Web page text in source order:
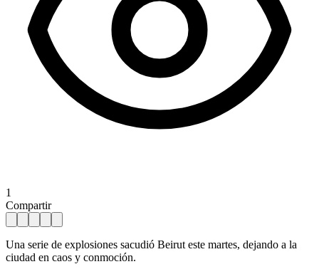
1
Compartir
Una serie de explosiones sacudió Beirut este martes, dejando a la
ciudad en caos y conmoción.